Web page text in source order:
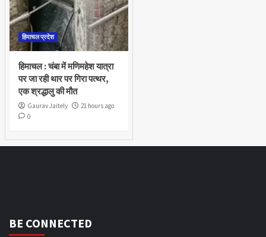
हिमाचल प्रदेश
हिमाचल : चंबा में मणिमहेश यात्रा
पर जा रही थार पर गिरा पत्थर,
एक श्रद्धालु की मौत
Gaurav Jaitely
21 hours ago
0
BE CONNECTED